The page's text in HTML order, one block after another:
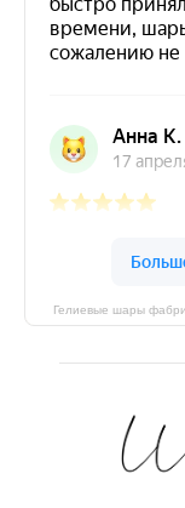
Гелиевые шары